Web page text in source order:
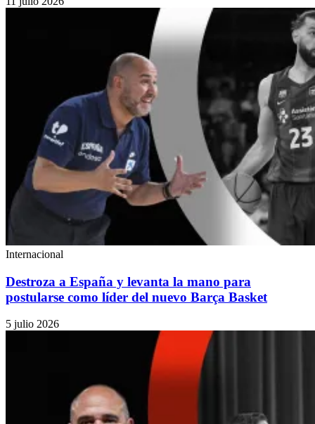
Internacional
Destroza a España y levanta la mano para
postularse como líder del nuevo Barça Basket
5 julio 2026